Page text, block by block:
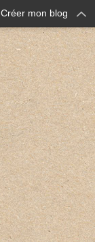
Créer mon blog